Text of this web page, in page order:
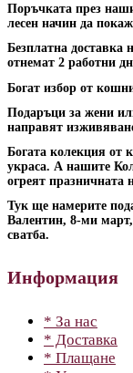
Поръчката през
лесен начин да
Безплатна
отнемат 2 работни
Богат избор от
Подаръци за жени
направят
Богата колекция от
украса. А нашите
огреят празничната
Тук ще намерите
Валентин, 8-ми
сватба.
Информация
* За нас
* Доставка
* Плащане